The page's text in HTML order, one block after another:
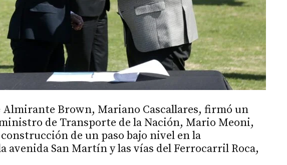
Almirante Brown, Mariano Cascallares, firmó un
de Transporte de la Nación, Mario Meoni,
de un paso bajo nivel en la
avenida San Martín y las vías del Ferrocarril Roca,